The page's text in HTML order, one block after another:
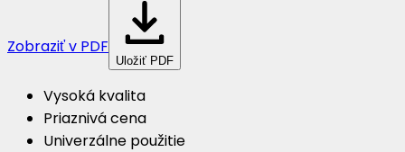
Zobraziť v PDF
Uložiť PDF
Vysoká kvalita
Priaznivá cena
Univerzálne použitie